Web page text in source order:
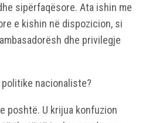
sipërfaqësore. Ata ishin me
e kishin në dispozicion, si
dhe privilegje
nacionaliste?
poshtë. U krijua konfuzion